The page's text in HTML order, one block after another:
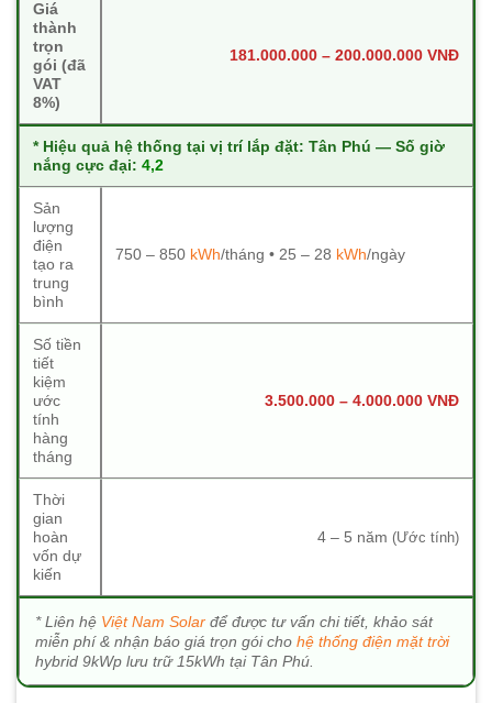
Giá
thành
trọn
gói (đã
VAT
8%)
181.000.000 – 200.000.000 VNĐ
* Hiệu quả hệ thống tại vị trí lắp đặt: Tân Phú — Số giờ
nắng cực đại: 4,2
Sản
lượng
điện
tạo ra
trung
bình
750 – 850 kWh/tháng • 25 – 28 kWh/ngày
Số tiền
tiết
kiệm
ước
tính
hàng
tháng
3.500.000 – 4.000.000 VNĐ
Thời
gian
hoàn
vốn dự
kiến
4 – 5 năm (Ước tính)
* Liên hệ Việt Nam Solar để được tư vấn chi tiết, khảo sát
miễn phí & nhận báo giá trọn gói cho hệ thống điện mặt trời
hybrid 9kWp lưu trữ 15kWh tại Tân Phú.